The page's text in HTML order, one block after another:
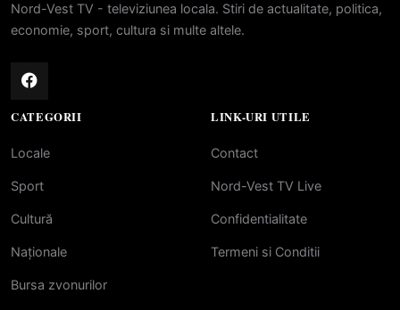
Nord-Vest TV - televiziunea locala. Stiri de actualitate, politica,
economie, sport, cultura si multe altele.
CATEGORII
Locale
Sport
Cultură
Naționale
Bursa zvonurilor
LINK-URI UTILE
Contact
Nord-Vest TV Live
Confidentialitate
Termeni si Conditii